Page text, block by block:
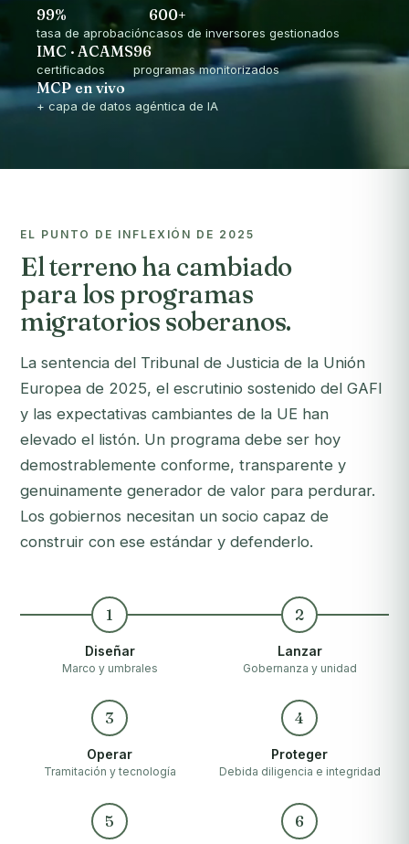
99%
tasa de aprobación
600+
casos de inversores gestionados
IMC · ACAMS
certificados
96
programas monitorizados
MCP en vivo
+ capa de datos agéntica de IA
EL PUNTO DE INFLEXIÓN DE 2025
El terreno ha cambiado
para los programas
migratorios soberanos.
La sentencia del Tribunal de Justicia de la Unión
Europea de 2025, el escrutinio sostenido del GAFI
y las expectativas cambiantes de la UE han
elevado el listón. Un programa debe ser hoy
demostrablemente conforme, transparente y
genuinamente generador de valor para perdurar.
Los gobiernos necesitan un socio capaz de
construir con ese estándar y defenderlo.
1
Diseñar
Marco y umbrales
2
Lanzar
Gobernanza y unidad
3
Operar
Tramitación y tecnología
4
Proteger
Debida diligencia e integridad
5 6